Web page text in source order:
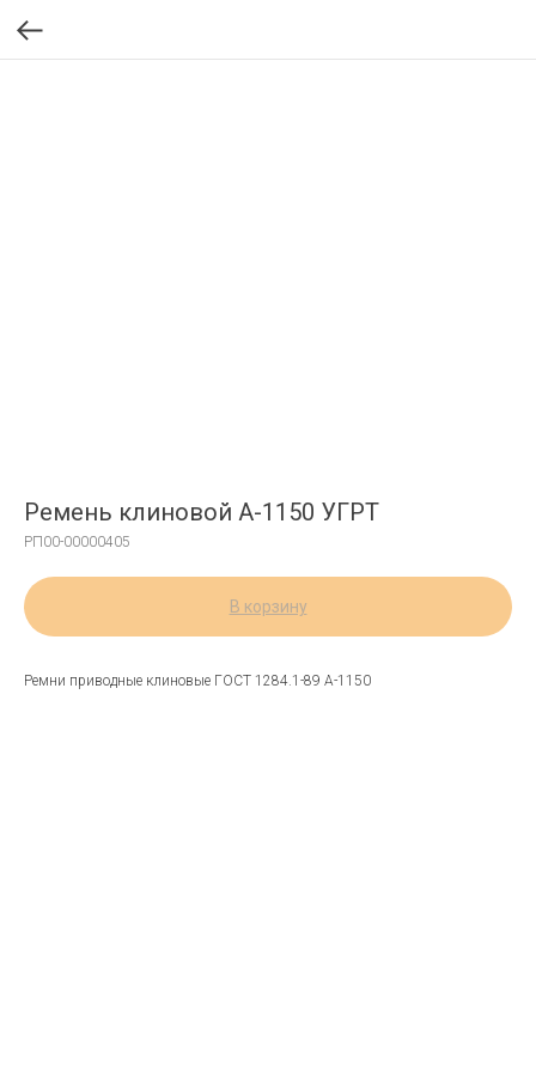
Ремень клиновой А-1150 УГРТ
РП00-00000405
В корзину
Ремни приводные клиновые ГОСТ 1284.1-89 А-1150